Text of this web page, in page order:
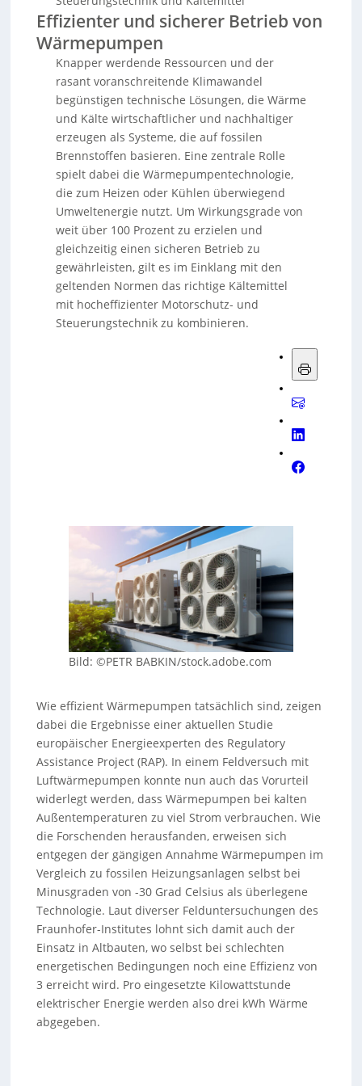
Effizienter und sicherer Betrieb von
Wärmepumpen
Knapper werdende Ressourcen und der
rasant voranschreitende Klimawandel
begünstigen technische Lösungen, die Wärme
und Kälte wirtschaftlicher und nachhaltiger
erzeugen als Systeme, die auf fossilen
Brennstoffen basieren. Eine zentrale Rolle
spielt dabei die Wärmepumpentechnologie,
die zum Heizen oder Kühlen überwiegend
Umweltenergie nutzt. Um Wirkungsgrade von
weit über 100 Prozent zu erzielen und
gleichzeitig einen sicheren Betrieb zu
gewährleisten, gilt es im Einklang mit den
geltenden Normen das richtige Kältemittel
mit hocheffizienter Motorschutz- und
Steuerungstechnik zu kombinieren.
Bild: ©PETR BABKIN/stock.adobe.com
Wie effizient Wärmepumpen tatsächlich sind, zeigen
dabei die Ergebnisse einer aktuellen Studie
europäischer Energieexperten des Regulatory
Assistance Project (RAP). In einem Feldversuch mit
Luftwärmepumpen konnte nun auch das Vorurteil
widerlegt werden, dass Wärmepumpen bei kalten
Außentemperaturen zu viel Strom verbrauchen. Wie
die Forschenden herausfanden, erweisen sich
entgegen der gängigen Annahme Wärmepumpen im
Vergleich zu fossilen Heizungsanlagen selbst bei
Minusgraden von -30 Grad Celsius als überlegene
Technologie. Laut diverser Felduntersuchungen des
Fraunhofer-Institutes lohnt sich damit auch der
Einsatz in Altbauten, wo selbst bei schlechten
energetischen Bedingungen noch eine Effizienz von
3 erreicht wird. Pro eingesetzte Kilowattstunde
elektrischer Energie werden also drei kWh Wärme
abgegeben.